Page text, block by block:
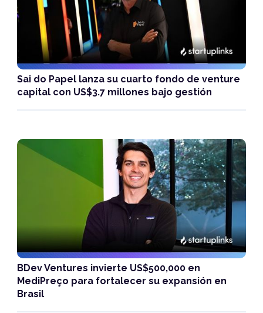
Sai do Papel lanza su cuarto fondo de venture
capital con US$3.7 millones bajo gestión
BDev Ventures invierte US$500,000 en
MediPreço para fortalecer su expansión en
Brasil